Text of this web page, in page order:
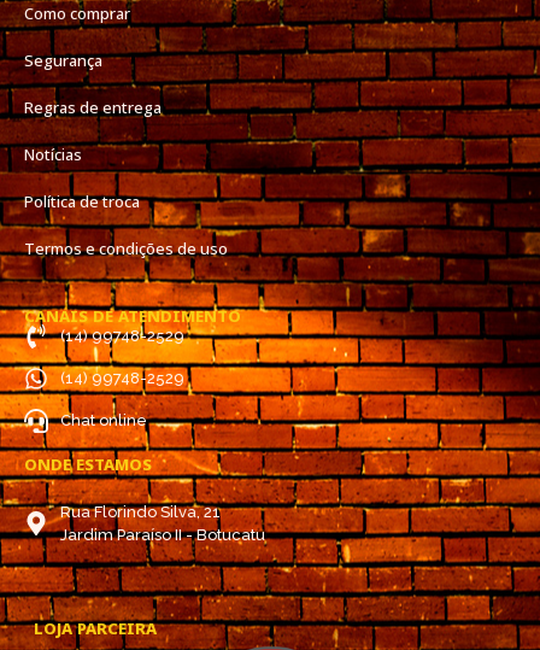
Como comprar
Segurança
Regras de entrega
Notícias
Política de troca
Termos e condições de uso
CANAIS DE ATENDIMENTO
(14) 99748-2529
(14) 99748-2529
Chat online
ONDE ESTAMOS
Rua Florindo Silva, 21
Jardim Paraíso II - Botucatu
LOJA PARCEIRA